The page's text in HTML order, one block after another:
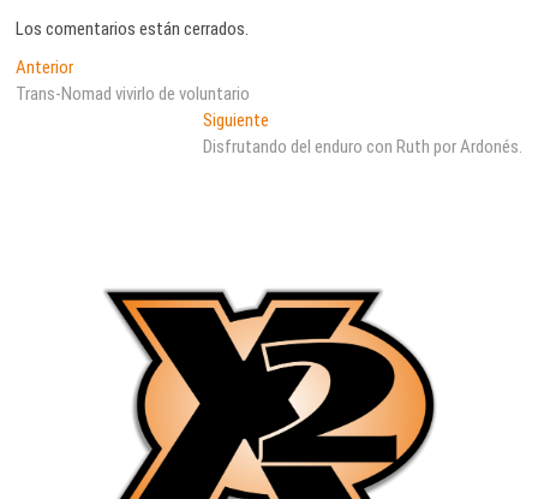
Los comentarios están cerrados.
Navegación
de
AnteriorEntrada
anterior:
Trans-Nomad vivirlo de voluntario
SiguienteEntrada
siguiente:
Disfrutando del enduro con Ruth por Ardonés.